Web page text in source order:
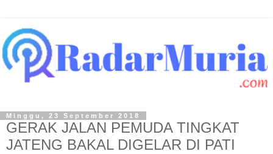
Minggu, 23 September 2018
GERAK JALAN PEMUDA TINGKAT
JATENG BAKAL DIGELAR DI PATI